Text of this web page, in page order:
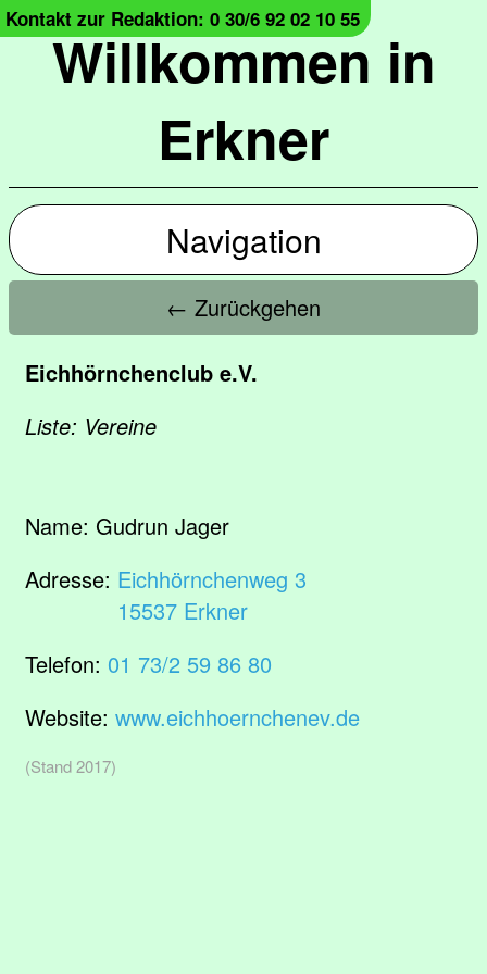
Willkommen in
Erkner
Kontakt zur Redaktion: 0 30/6 92 02 10 55
Navigation
← Zurückgehen
Eichhörnchenclub e.V.
Liste: Vereine
Name: Gudrun Jager
Adresse: Eichhörnchenweg 3
15537 Erkner
Telefon: 01 73/2 59 86 80
Website: www.eichhoernchenev.de
(Stand 2017)